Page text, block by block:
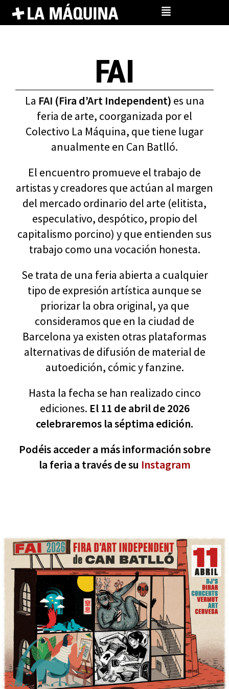
FAI
La FAI (Fira d’Art Independent) es una
feria de arte, coorganizada por el
Colectivo La Máquina, que tiene lugar
anualmente en Can Batlló.
El encuentro promueve el trabajo de
artistas y creadores que actúan al margen
del mercado ordinario del arte (elitista,
especulativo, despótico, propio del
capitalismo porcino) y que entienden sus
trabajo como una vocación honesta.
Se trata de una feria abierta a cualquier
tipo de expresión artística aunque se
priorizar la obra original, ya que
consideramos que en la ciudad de
Barcelona ya existen otras plataformas
alternativas de difusión de material de
autoedición, cómic y fanzine.
Hasta la fecha se han realizado cinco
ediciones. El 11 de abril de 2026
celebraremos la séptima edición.
Podéis acceder a más información sobre
la feria a través de su Instagram